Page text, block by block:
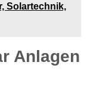
Solartechnik,
Anlagen